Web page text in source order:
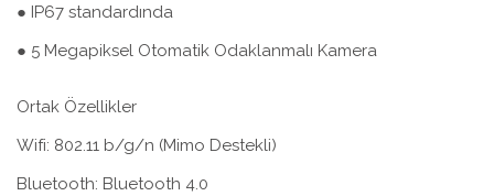
● IP67 standardında
● 5 Megapiksel Otomatik Odaklanmalı Kamera
Ortak Özellikler
Wifi: 802.11 b/g/n (Mimo Destekli)
Bluetooth: Bluetooth 4.0